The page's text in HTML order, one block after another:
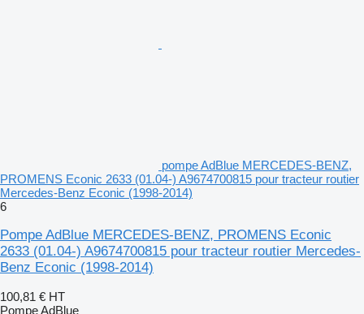
pompe AdBlue MERCEDES-BENZ,
PROMENS Econic 2633 (01.04-) A9674700815 pour tracteur routier
Mercedes-Benz Econic (1998-2014)
6
Pompe AdBlue MERCEDES-BENZ, PROMENS Econic
2633 (01.04-) A9674700815 pour tracteur routier Mercedes-
Benz Econic (1998-2014)
100,81 € HT
Pompe AdBlue